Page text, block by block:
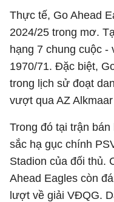
Thực tế, Go Ahead
2024/25 trong mơ.
hạng 7 chung cuộc
1970/71. Đặc biệt,
trong lịch sử đoạt
vượt qua AZ
Trong đó tại trận
sắc hạ gục chính
Stadion của đối thủ.
Ahead Eagles còn
lượt về giải VĐQG.